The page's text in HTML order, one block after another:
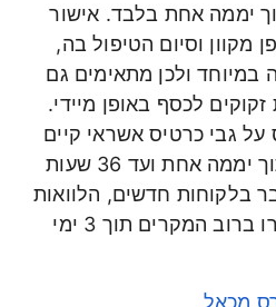
יממה אחת בלבד. אישור
וסיום הטיפול בה,
במיוחד ולכן מתאימים גם
לכסף באופן מיידי.
גבי כרטיס אשראי קיים
– הסכום יעבור לרוב תוך יממה אחת ועד 36 שעות
בלקוחות חדשים, הלוואות
אקספרס של כאל יועברו ברוב המקרים תוך 3 ימי
מכאל